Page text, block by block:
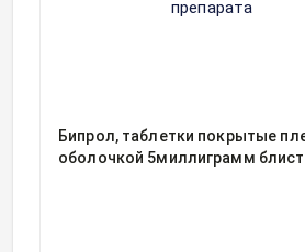
Бипрол, таблетки покрытые
оболочкой 5миллиграмм